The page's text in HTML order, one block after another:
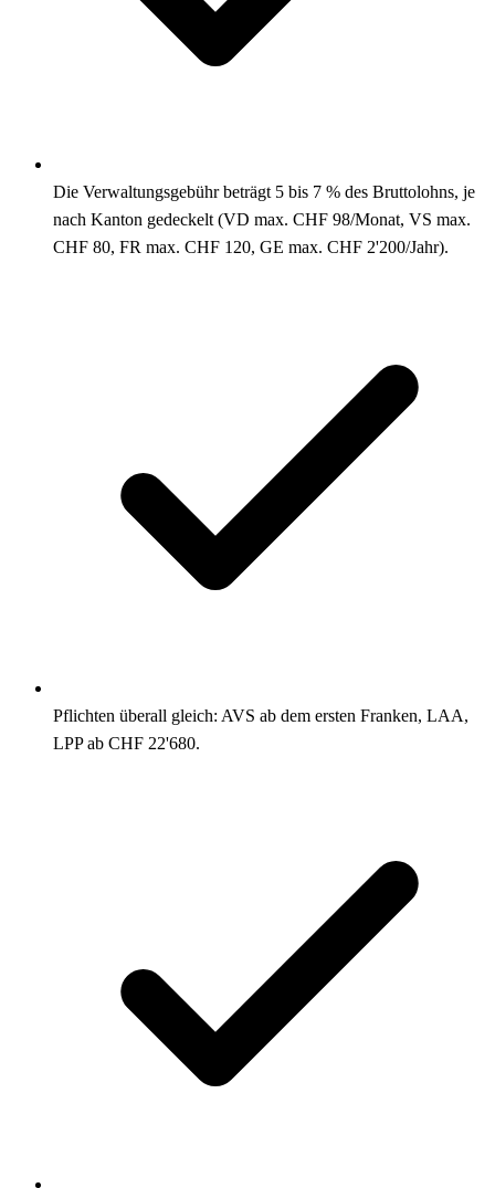
Die Verwaltungsgebühr beträgt 5 bis 7 % des Bruttolohns, je
nach Kanton gedeckelt (VD max. CHF 98/Monat, VS max.
CHF 80, FR max. CHF 120, GE max. CHF 2'200/Jahr).
Pflichten überall gleich: AVS ab dem ersten Franken, LAA,
LPP ab CHF 22'680.